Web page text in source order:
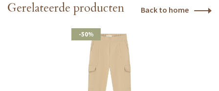
Gerelateerde producten Back to home
-50%